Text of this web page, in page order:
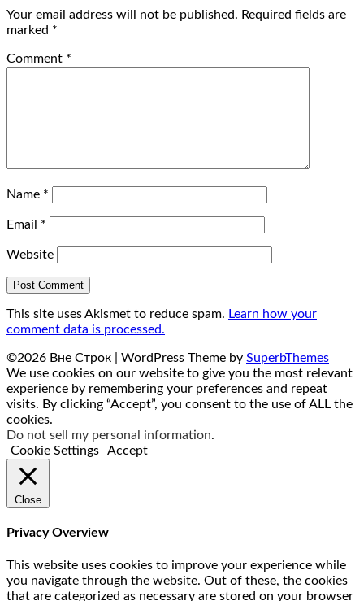
Your email address will not be published. Required fields are
marked *
Comment *
Name *
Email *
Website
This site uses Akismet to reduce spam. Learn how your
comment data is processed.
©2026 Вне Строк | WordPress Theme by SuperbThemes
We use cookies on our website to give you the most relevant
experience by remembering your preferences and repeat
visits. By clicking “Accept”, you consent to the use of ALL the
cookies.
Do not sell my personal information.
Cookie Settings
Accept
Close
Privacy Overview
This website uses cookies to improve your experience while
you navigate through the website. Out of these, the cookies
that are categorized as necessary are stored on your browser